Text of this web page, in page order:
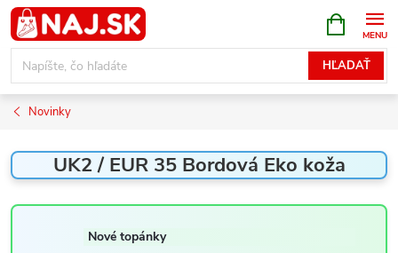
Prejsť
na
obsah
HĽADAŤ
KOŠÍK
Novinky
UK2 / EUR 35 Bordová Eko koža
Nové topánky